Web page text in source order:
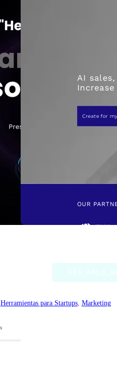
Herramientas para Startups, Marketing